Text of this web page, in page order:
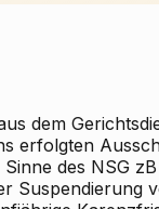
dem
erfolgten
des NSG
Suspendierung